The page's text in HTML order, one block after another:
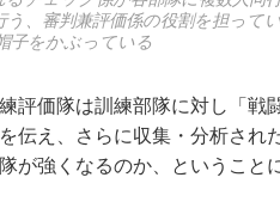
、審判兼評価係の役割を担って
子をかぶっている
価隊は訓練部隊に対し「戦
伝え、さらに収集・分析され
が強くなるのか、ということ